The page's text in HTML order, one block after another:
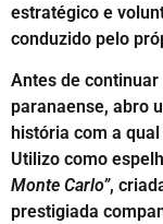
estratégico e
conduzido pelo
Antes de continuar
paranaense, abro
história com a
Utilizo como
Monte Carlo”,
prestigiada